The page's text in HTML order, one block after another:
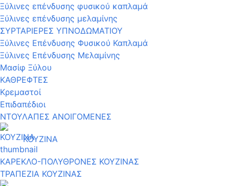
Ξύλινες επένδυσης φυσικού καπλαμά
Ξύλινες επένδυσης μελαμίνης
ΣΥΡΤΑΡΙΕΡΕΣ ΥΠΝΟΔΩΜΑΤΙΟΥ
Ξύλινες Επένδυσης Φυσικού Καπλαμά
Ξύλινες Επένδυσης Μελαμίνης
Μασίφ Ξύλου
ΚΑΘΡΕΦΤΕΣ
Κρεμαστοί
Επιδαπέδιοι
ΝΤΟΥΛΑΠΕΣ ΑΝΟΙΓΟΜΕΝΕΣ
ΚΟΥΖΙΝΑ
ΚΑΡΕΚΛΟ-ΠΟΛΥΘΡΟΝΕΣ ΚΟΥΖΙΝΑΣ
ΤΡΑΠΕΖΙΑ ΚΟΥΖΙΝΑΣ